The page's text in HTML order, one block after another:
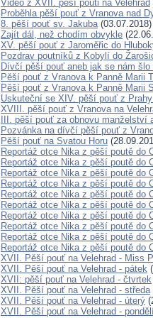
Video z XVII. pěší pouti na Velehrad
Proběhla pěší pouť z Vranova nad
8. pěší pouť sv. Jakuba(03.07.2018)
Zajít dál, než chodím obvykle
XV. pěší pouť z Jaroměřic do
Pozdrav poutníků z Kobylí do
Dívčí pěší pouť aneb jak se nám
Pěší pouť z Vranova k Panně Marii
Pěší pouť z Vranova k Panně Marii
Uskuteční se XIV. pěší pouť z
XVIII. pěší pouť z Vranova na
III. pěší pouť za obnovu manželství
Pozvánka na dívčí pěší pouť z
Pěší pouť na Svatou Horu
Reportáž otce Nika z pěší poutě do
Reportáž otce Nika z pěší poutě do
Reportáž otce Nika z pěší poutě do
Reportáž otce Nika z pěší poutě do
Reportáž otce Nika z pěší poutě do
Reportáž otce Nika z pěší poutě do
Reportáž otce Nika z pěší poutě do
Reportáž otce Nika z pěší poutě do
Reportáž otce Nika z pěší poutě do
Reportáž otce Nika z pěší poutě do
XVII. Pěší pouť na Velehrad - Miss
XVII. Pěší pouť na Velehrad - pátek
XVII: pěší pouť na Velehrad - čtvrtek
XVII. Pěší pouť na Velehrad - středa
XVII. Pěší pouť na Velehrad - úterý
XVII. Pěší pouť na Velehrad -